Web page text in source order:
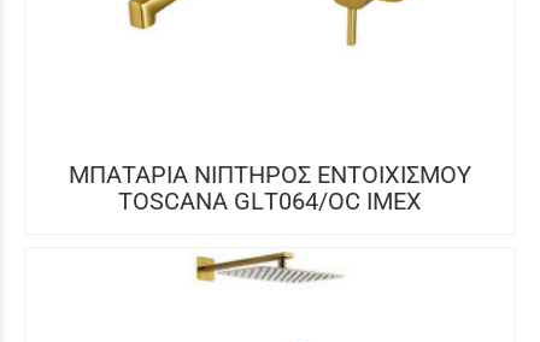
ΜΠΑΤΑΡΙΑ ΝΙΠΤΗΡΟΣ ΕΝΤΟΙΧΙΣΜΟΥ
TOSCANA GLΤ064/OC IMEX